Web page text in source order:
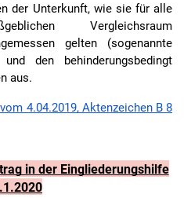
der Unterkunft, wie sie für alle
Vergleichsraum
gelten (sogenannte
den behinderungsbedingt
aus.
4.04.2019, Aktenzeichen B 8
in der Eingliederungshilfe